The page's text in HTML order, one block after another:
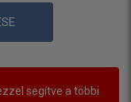
segítve a többi